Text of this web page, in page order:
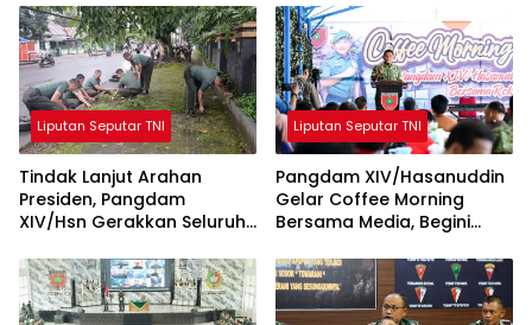
KDKMP dengan Inovasi
Workshop
Profesional dan Objektif
Liputan Seputar TNI
Tindak Lanjut Arahan
Presiden, Pangdam
XIV/Hsn Gerakkan Seluruh
Lingkungan
Liputan Seputar TNI
Pangdam XIV/Hasanuddin
Gelar Coffee Morning
Bersama Media, Begini